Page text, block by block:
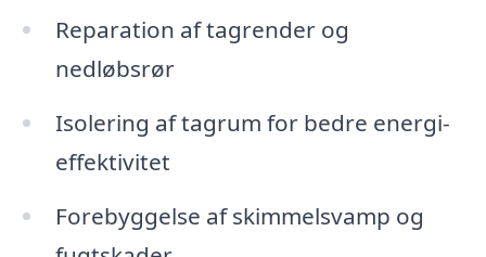
Reparation af tagrender og
nedløbsrør
Isolering af tagrum for bedre energi-
effektivitet
Forebyggelse af skimmelsvamp og